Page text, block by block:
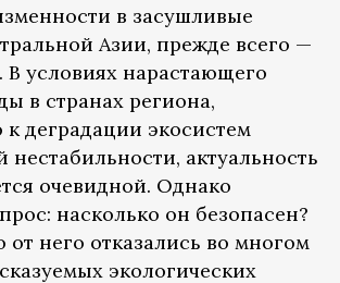
в засушливые
Азии, прежде всего —
В условиях нарастающего
в странах региона,
деградации экосистем
нестабильности, актуальность
очевидной. Однако
насколько он безопасен?
от него отказались во многом
экологических